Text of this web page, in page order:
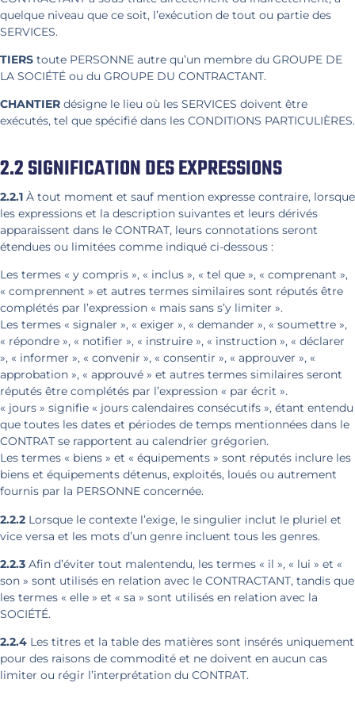
quelque niveau que ce soit, l’exécution de tout ou partie des
SERVICES.
TIERS toute PERSONNE autre qu’un membre du GROUPE DE
LA SOCIÉTÉ ou du GROUPE DU CONTRACTANT.
CHANTIER désigne le lieu où les SERVICES doivent être
exécutés, tel que spécifié dans les CONDITIONS PARTICULIÈRES.
2.2 SIGNIFICATION DES EXPRESSIONS
2.2.1 À tout moment et sauf mention expresse contraire, lorsque
les expressions et la description suivantes et leurs dérivés
apparaissent dans le CONTRAT, leurs connotations seront
étendues ou limitées comme indiqué ci-dessous :
Les termes « y compris », « inclus », « tel que », « comprenant »,
« comprennent » et autres termes similaires sont réputés être
complétés par l’expression « mais sans s’y limiter ».
Les termes « signaler », « exiger », « demander », « soumettre »,
« répondre », « notifier », « instruire », « instruction », « déclarer
», « informer », « convenir », « consentir », « approuver », «
approbation », « approuvé » et autres termes similaires seront
réputés être complétés par l’expression « par écrit ».
« jours » signifie « jours calendaires consécutifs », étant entendu
que toutes les dates et périodes de temps mentionnées dans le
CONTRAT se rapportent au calendrier grégorien.
Les termes « biens » et « équipements » sont réputés inclure les
biens et équipements détenus, exploités, loués ou autrement
fournis par la PERSONNE concernée.
2.2.2 Lorsque le contexte l’exige, le singulier inclut le pluriel et
vice versa et les mots d’un genre incluent tous les genres.
2.2.3 Afin d’éviter tout malentendu, les termes « il », « lui » et «
son » sont utilisés en relation avec le CONTRACTANT, tandis que
les termes « elle » et « sa » sont utilisés en relation avec la
SOCIÉTÉ.
2.2.4 Les titres et la table des matières sont insérés uniquement
pour des raisons de commodité et ne doivent en aucun cas
limiter ou régir l’interprétation du CONTRAT.